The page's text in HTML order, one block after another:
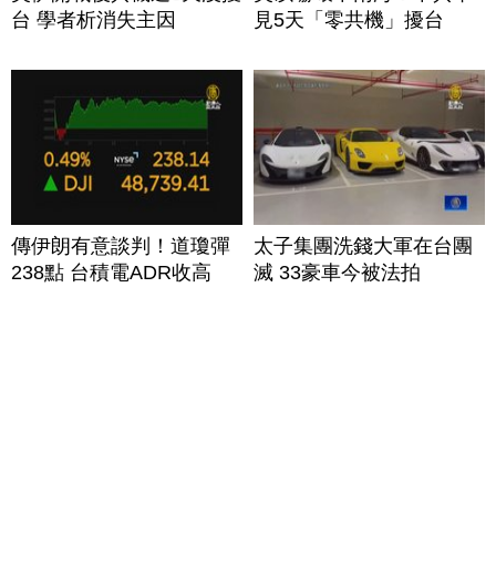
台 學者析消失主因
見5天「零共機」擾台
傳伊朗有意談判！道瓊彈
238點 台積電ADR收高
太子集團洗錢大軍在台團
滅 33豪車今被法拍